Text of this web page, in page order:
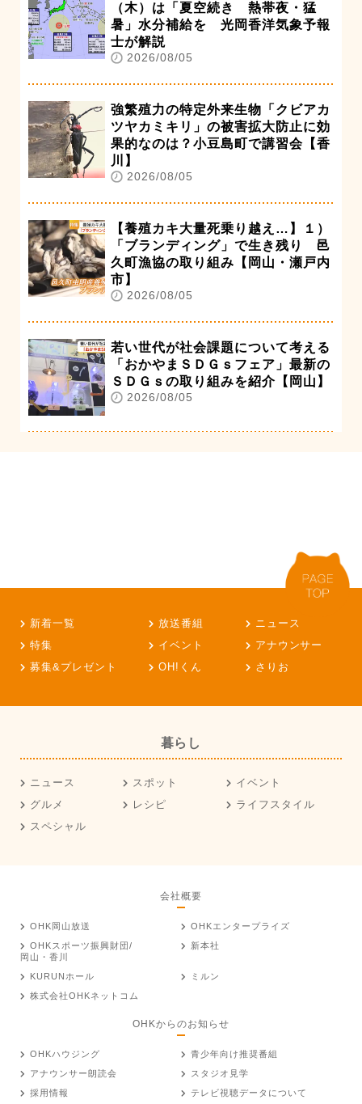
（木）は「夏空続き 熱帯夜・猛
暑」水分補給を 光岡香洋気象予報
士が解説
2026/08/05
強繁殖力の特定外来生物「クビアカ
ツヤカミキリ」の被害拡大防止に効
果的なのは？小豆島町で講習会【香
川】
2026/08/05
【養殖カキ大量死乗り越え…】１）
「ブランディング」で生き残り 邑
久町漁協の取り組み【岡山・瀬戸内
市】
2026/08/05
若い世代が社会課題について考える
「おかやまＳＤＧｓフェア」最新の
ＳＤＧｓの取り組みを紹介【岡山】
2026/08/05
新着一覧 放送番組
ニュース
特集
イベント
アナウンサー
募集&プレゼント
OH!くん さりお
暮らし
ニュース スポット
イベント
グルメ
レシピ
ライフスタイル
スペシャル
会社概要
OHK岡山放送
OHKエンタープライズ
OHKスポーツ振興財団/
岡山・香川
新本社
KURUNホール
ミルン
株式会社OHKネットコム
OHKからのお知らせ
OHKハウジング
青少年向け推奨番組
アナウンサー朗読会
スタジオ見学
採用情報
テレビ視聴データについて